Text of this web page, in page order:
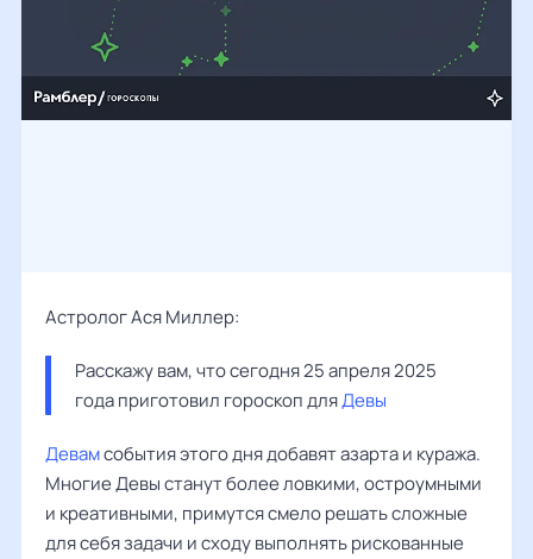
Астролог Ася Миллер:
Расскажу вам, что сегодня 25 апреля 2025
года приготовил гороскоп для Девы
Девамсобытия этого дня добавят азарта и куража.
Многие Девы станут более ловкими, остроумными
и креативными, примутся смело решать сложные
для себя задачи и сходу выполнять рискованные